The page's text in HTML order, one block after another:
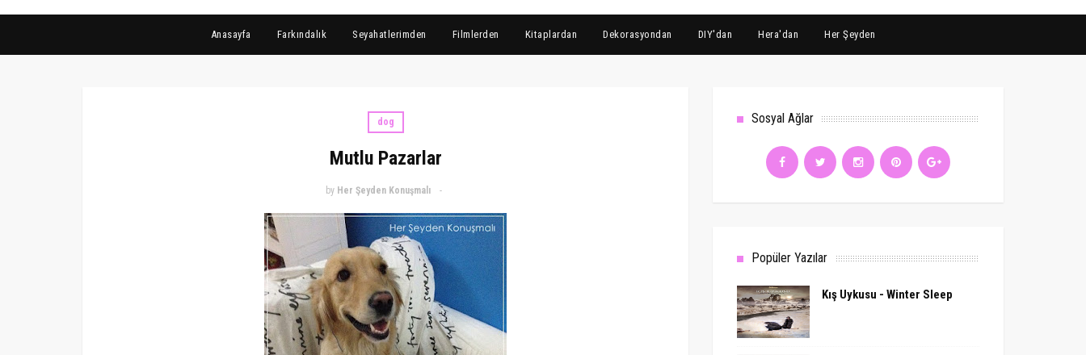
Anasayfa Farkındalık Seyahatlerimden Filmlerden Kitaplardan Dekorasyondan DIY'dan Hera'dan Her Şeyden
dog
Mutlu Pazarlar
by Her Şeyden Konuşmalı
Sosyal Ağlar
Popüler Yazılar
Kış Uykusu - Winter Sleep